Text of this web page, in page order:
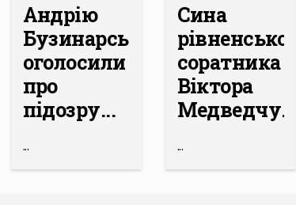
Андрію
Бузинарському
оголосили
про
підозру...
...
Сина
рівненського
соратника
Віктора
Медведчу...
...